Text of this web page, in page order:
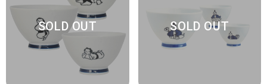
SOLD OUT SOLD OUT